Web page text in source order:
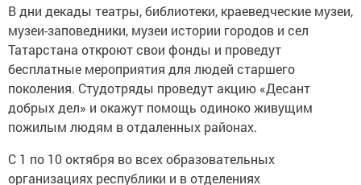
В дни декады театры, библиотеки, краеведческие музеи,
музеи-заповедники, музеи истории городов и сел
Татарстана откроют свои фонды и проведут
бесплатные мероприятия для людей старшего
поколения. Студотряды проведут акцию «Десант
добрых дел» и окажут помощь одиноко живущим
пожилым людям в отдаленных районах.
С 1 по 10 октября во всех образовательных
организациях республики и в отделениях